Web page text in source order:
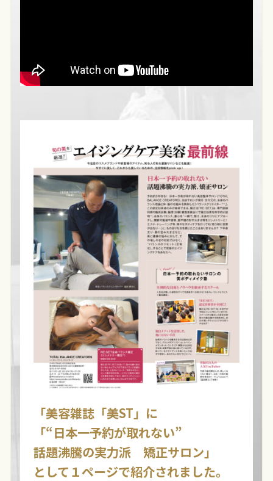
「美容雑誌「美ST」に
「“日本一予約が取れない”
話題沸騰の実力派 矯正サロン」
として１ページで紹介されました。